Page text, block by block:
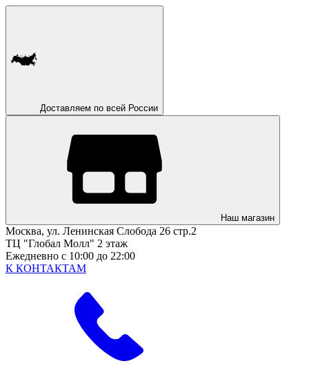
Доставляем по всей России
Наш магазин
Москва, ул. Ленинская Слобода 26 стр.2
ТЦ "Глобал Молл" 2 этаж
Ежедневно с 10:00 до 22:00
К КОНТАКТАМ